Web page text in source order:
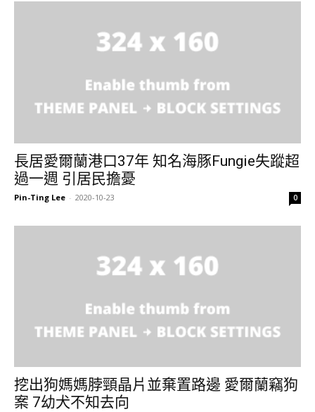
長居愛爾蘭港口37年 知名海豚Fungie失蹤超
過一週 引居民擔憂
Pin-Ting Lee - 2020-10-23 0
挖出狗媽媽脖頸晶片並棄置路邊 愛爾蘭竊狗
案 7幼犬不知去向